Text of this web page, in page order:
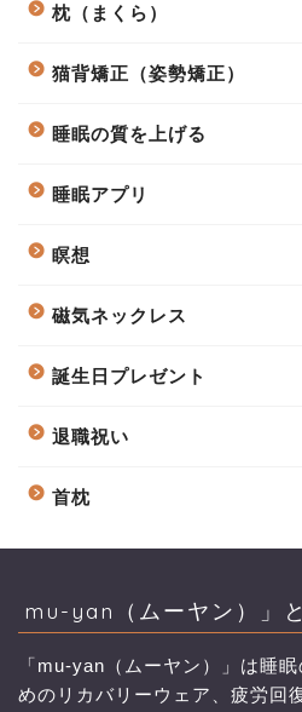
枕（まくら）
猫背矯正（姿勢矯正）
睡眠の質を上げる
睡眠アプリ
瞑想
磁気ネックレス
誕生日プレゼント
退職祝い
首枕
mu-yan（ムーヤン）」
「mu-yan（ムーヤン）」は睡
めのリカバリーウェア、疲労回